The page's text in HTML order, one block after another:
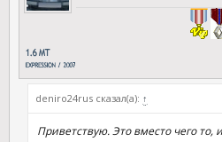
deniro24rus сказал(а): ↑
Приветствую. Это вместо чего